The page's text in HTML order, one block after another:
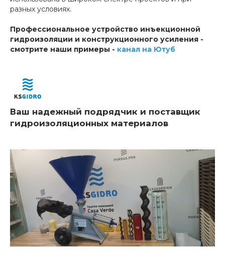
разных условиях.
Профессиональное устройство инъекционной
гидроизоляции и конструкционного усиления -
смотрите наши примеры - канал на Ютуб
Ваш надежный подрядчик и поставщик
гидроизоляционных материалов